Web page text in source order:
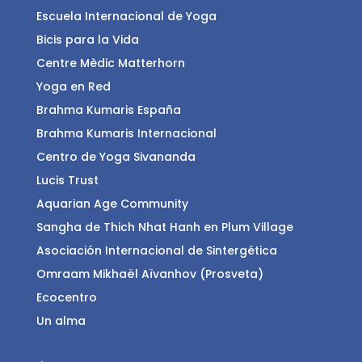
Escuela Internacional de Yoga
Bicis para la Vida
Centre Mèdic Matterhorn
Yoga en Red
Brahma Kumaris España
Brahma Kumaris Internacional
Centro de Yoga Sivananda
Lucis Trust
Aquarian Age Community
Sangha de Thich Nhat Hanh en Plum Village
Asociación Internacional de Sintergética
Omraam Mikhaël Aïvanhov (Prosveta)
Ecocentro
Un alma